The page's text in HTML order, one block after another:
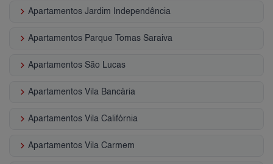
keyboard_arrow_right Apartamentos Jardim Independência
keyboard_arrow_right Apartamentos Parque Tomas Saraiva
keyboard_arrow_right Apartamentos São Lucas
keyboard_arrow_right Apartamentos Vila Bancária
keyboard_arrow_right Apartamentos Vila Califórnia
keyboard_arrow_right Apartamentos Vila Carmem